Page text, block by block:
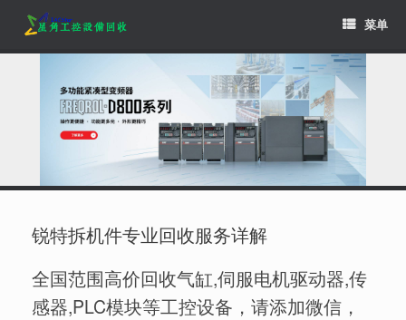
content
菜单
锐特拆机件专业回收服务详解
全国范围高价回收气缸,伺服电机驱动器,传
感器,PLC模块等工控设备，请添加微信，